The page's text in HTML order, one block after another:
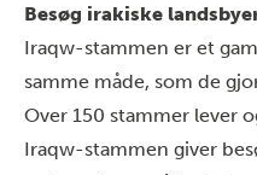
Besøg irakiske
Iraqw-stammen er et
samme måde, som de
Over 150 stammer lever
Iraqw-stammen giver